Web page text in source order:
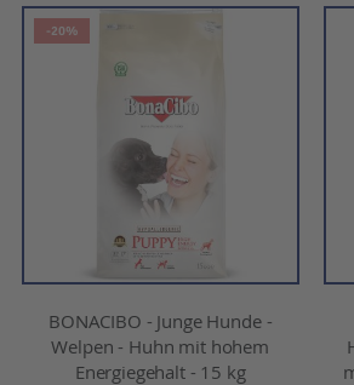
Reihenfolge
-20%
BONACIBO - Junge Hunde -
Welpen - Huhn mit hohem
Energiegehalt - 15 kg